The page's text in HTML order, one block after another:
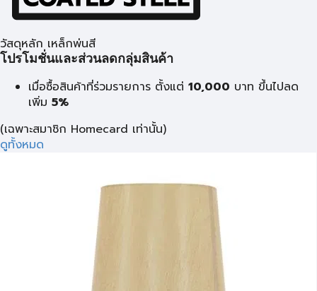
วัสดุหลัก เหล็กพ่นสี
โปรโมชั่นและส่วนลดกลุ่มสินค้า
เมื่อซื้อสินค้าที่ร่วมรายการ ตั้งแต่ 10,000 บาท ขึ้นไปลด
เพิ่ม 5%
(เฉพาะสมาชิก Homecard เท่านั้น)
ดูทั้งหมด